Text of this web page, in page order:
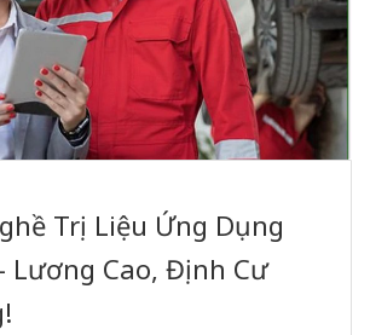
Trị Liệu Ứng Dụng
Lương Cao, Định Cư